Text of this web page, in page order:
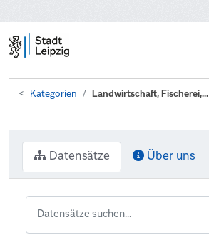
Kategorien Landwirtschaft, Fischerei,...
Datensätze Über uns